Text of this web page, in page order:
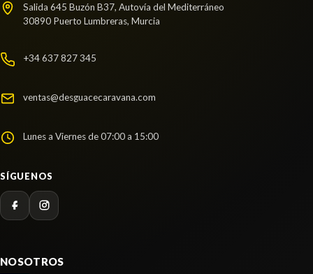
Salida 645 Buzón B37, Autovía del Mediterráneo
30890 Puerto Lumbreras, Murcia
+34 637 827 345
ventas@desguacecaravana.com
Lunes a Viernes de 07:00 a 15:00
SÍGUENOS
NOSOTROS